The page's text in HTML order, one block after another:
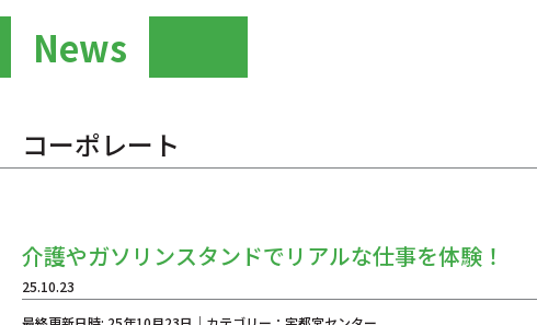
News
コーポレート
介護やガソリンスタンドでリアルな仕事を体験！
25.10.23